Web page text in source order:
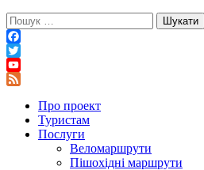
Пошук:
Facebook
Twitter
YouTube
Про проект
Туристам
Послуги
Веломаршрути
Пішохідні маршрути